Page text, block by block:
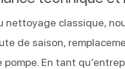
nettoyage classique,
de saison,
pompe. En tant